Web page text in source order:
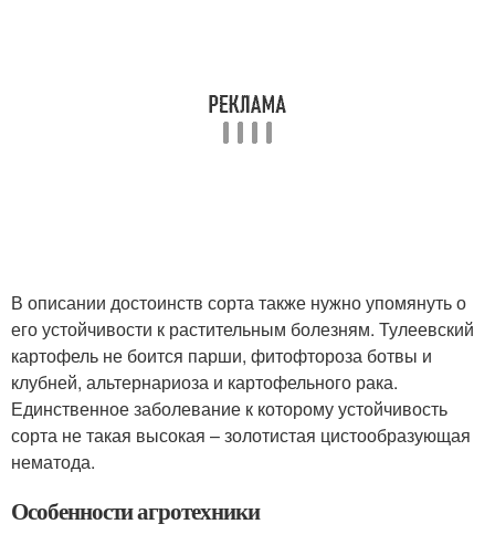
В описании достоинств сорта также нужно упомянуть о
его устойчивости к растительным болезням. Тулеевский
картофель не боится парши, фитофтороза ботвы и
клубней, альтернариоза и картофельного рака.
Единственное заболевание к которому устойчивость
сорта не такая высокая – золотистая цистообразующая
нематода.
Особенности агротехники